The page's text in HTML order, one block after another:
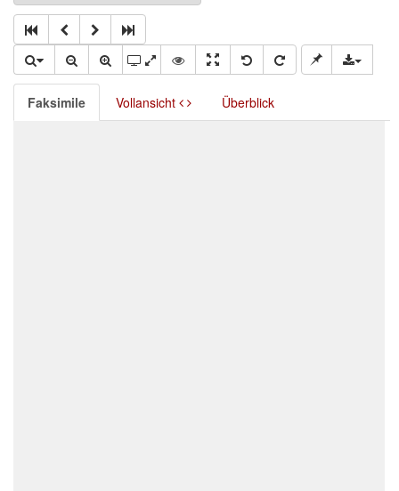
Faksimile Vollansicht Überblick